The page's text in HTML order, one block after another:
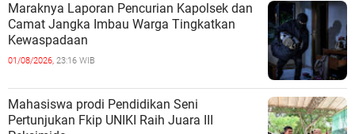
Maraknya Laporan Pencurian Kapolsek dan
Camat Jangka Imbau Warga Tingkatkan
Kewaspadaan
01/08/2026, 23:16 WIB
Mahasiswa prodi Pendidikan Seni
Pertunjukan Fkip UNIKI Raih Juara III